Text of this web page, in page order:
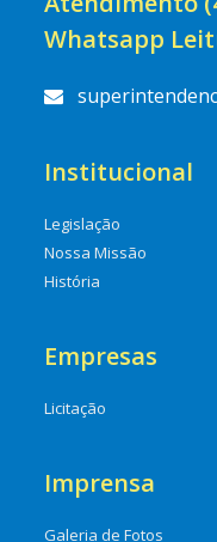
Whatsapp
Institucional
Legislação
Nossa Missão
História
Empresas
Licitação
Imprensa
Galeria de Fotos